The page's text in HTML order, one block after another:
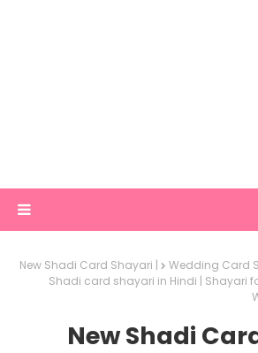
Wedding Card
New Shadi Card Shayari |
Shadi card shayari in Hindi | Shayari
New Shadi